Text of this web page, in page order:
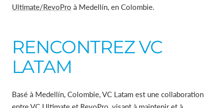
Ultimate/RevoPro à Medellín, en Colombie.
RENCONTREZ VC
LATAM
Basé à Medellín, Colombie, VC Latam est une collaboration